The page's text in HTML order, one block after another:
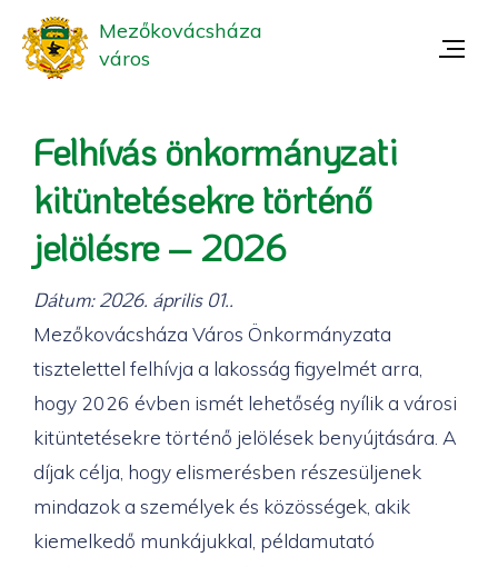
Mezőkovácsháza
város
Felhívás önkormányzati
kitüntetésekre történő
jelölésre – 2026
Dátum:2026. április 01..
Mezőkovácsháza Város Önkormányzata
tisztelettel felhívja a lakosság figyelmét arra,
hogy 2026 évben ismét lehetőség nyílik a városi
kitüntetésekre történő jelölések benyújtására. A
díjak célja, hogy elismerésben részesüljenek
mindazok a személyek és közösségek, akik
kiemelkedő munkájukkal, példamutató